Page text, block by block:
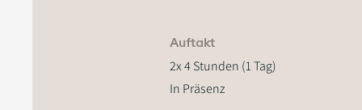
Auftakt
2x 4 Stunden (1 Tag)
In Präsenz